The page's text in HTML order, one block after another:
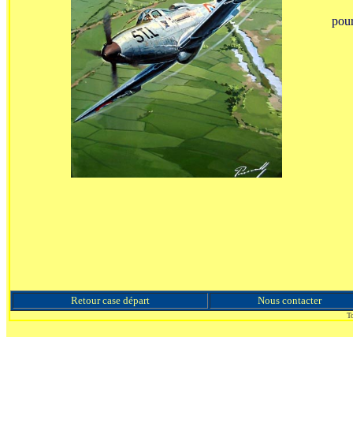
Retour case départ Nous contacter